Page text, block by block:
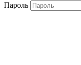
Пароль